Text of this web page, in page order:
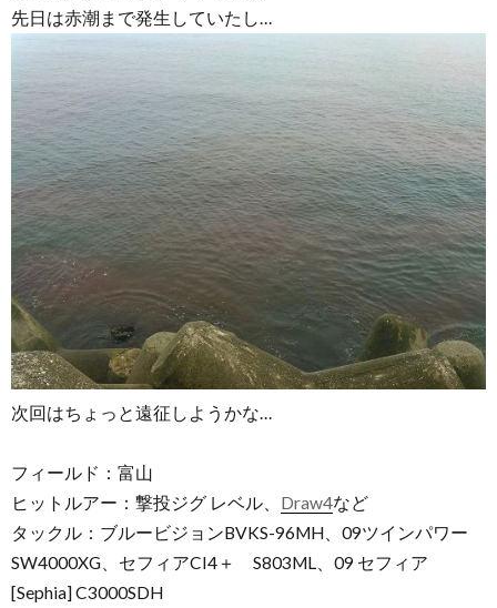
先日は赤潮まで発生していたし…
次回はちょっと遠征しようかな…
フィールド：富山
ヒットルアー：撃投ジグ レベル、 Draw4など
タックル：ブルービジョンBVKS-96MH、09ツインパワー
SW4000XG、セフィアCI4＋ S803ML、09 セフィア
[Sephia] C3000SDH